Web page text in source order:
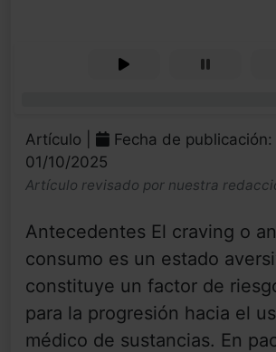
Artículo |
Fecha de publicación:
01/10/2025
Artículo revisado por nuestra
Antecedentes El craving o
consumo es un estado
constituye un factor de
para la progresión hacia el
médico de sustancias. En